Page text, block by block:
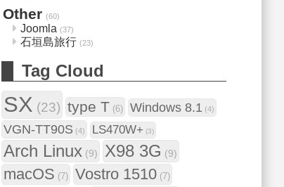
Other (60)
Joomla (37)
石垣島旅行 (23)
Tag Cloud
SX (23) type T (6) Windows 8.1 (4)
VGN-TT90S (4) LS470W+ (3)
Arch Linux (9) X98 3G (9)
macOS (7) Vostro 1510 (7)